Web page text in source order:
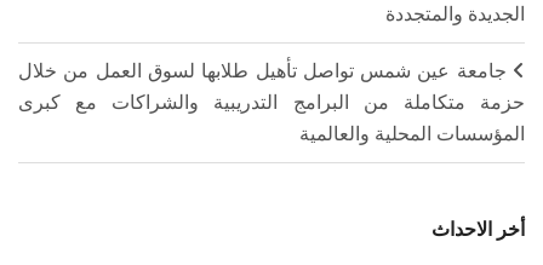
الجديدة والمتجددة
جامعة عين شمس تواصل تأهيل طلابها لسوق العمل من خلال
حزمة متكاملة من البرامج التدريبية والشراكات مع كبرى
المؤسسات المحلية والعالمية
أخر الاحداث